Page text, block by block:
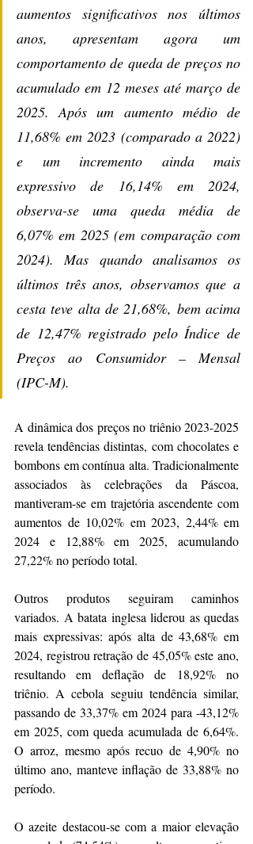
aumentos significativos nos últimos
anos, apresentam agora um
comportamento de queda de preços no
acumulado em 12 meses até março de
2025. Após um aumento médio de
11,68% em 2023 (comparado a 2022)
e um incremento ainda mais
expressivo de 16,14% em 2024,
observa-se uma queda média de
6,07% em 2025 (em comparação com
2024). Mas quando analisamos os
últimos três anos, observamos que a
cesta teve alta de 21,68%, bem acima
de 12,47% registrado pelo Índice de
Preços ao Consumidor – Mensal
(IPC-M).
A dinâmica dos preços no triênio 2023-2025
revela tendências distintas, com chocolates e
bombons em contínua alta. Tradicionalmente
associados às celebrações da Páscoa,
mantiveram-se em trajetória ascendente com
aumentos de 10,02% em 2023, 2,44% em
2024 e 12,88% em 2025, acumulando
27,22% no período total.
Outros produtos seguiram caminhos
variados. A batata inglesa liderou as quedas
mais expressivas: após alta de 43,68% em
2024, registrou retração de 45,05% este ano,
resultando em deflação de 18,92% no
triênio. A cebola seguiu tendência similar,
passando de 33,37% em 2024 para -43,12%
em 2025, com queda acumulada de 6,64%.
O arroz, mesmo após recuo de 4,90% no
último ano, manteve inflação de 33,88% no
período.
O azeite destacou-se com a maior elevação